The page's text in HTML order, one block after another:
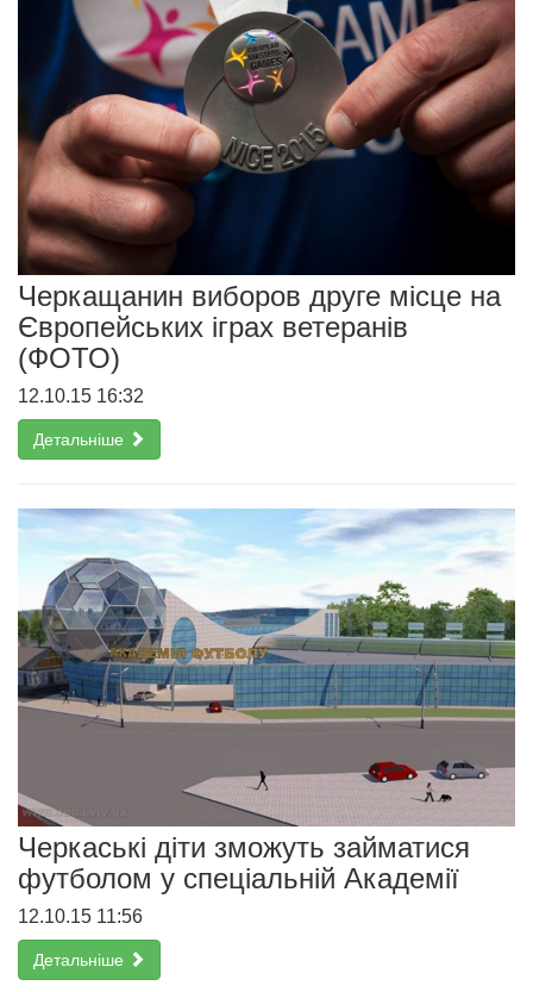
Черкащанин виборов друге місце на
Європейських іграх ветеранів
(ФОТО)
12.10.15 16:32
Детальніше
Черкаські діти зможуть займатися
футболом у спеціальній Академії
12.10.15 11:56
Детальніше